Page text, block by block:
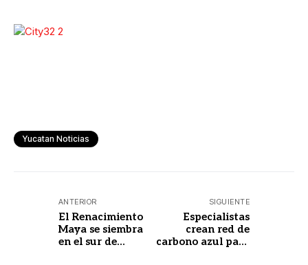
Yucatan Noticias
ANTERIOR
El Renacimiento
Maya se siembra
en el sur de
SIGUIENTE
Especialistas
crean red de
carbono azul para